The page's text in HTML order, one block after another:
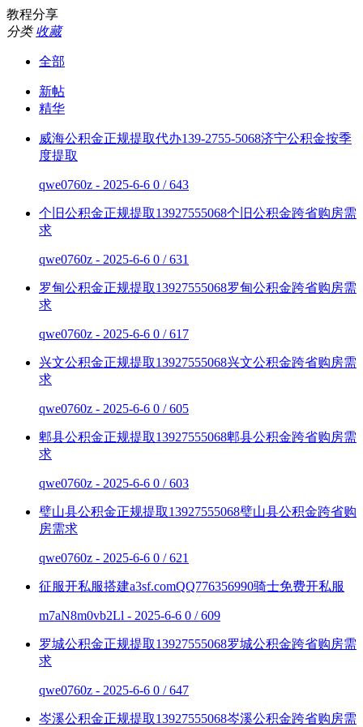
教程分享
分类 收藏
全部
新帖
精华
威海公积金正规提取代办139-2755-5068济宁公积金按季
度提取
qwe0760z - 2025-6-6 0 / 643
个旧公积金正规提取13927555068个旧公积金跨省购房需
求
qwe0760z - 2025-6-6 0 / 631
罗甸公积金正规提取13927555068罗甸公积金跨省购房需
求
qwe0760z - 2025-6-6 0 / 617
兴文公积金正规提取13927555068兴文公积金跨省购房需
求
qwe0760z - 2025-6-6 0 / 605
郫县公积金正规提取13927555068郫县公积金跨省购房需
求
qwe0760z - 2025-6-6 0 / 603
璧山县公积金正规提取13927555068璧山县公积金跨省购
房需求
qwe0760z - 2025-6-6 0 / 621
征服开私服搭建a3sf.comQQ776356990骑士免费开私服
m7aN8m0vb2Ll - 2025-6-6 0 / 609
罗城公积金正规提取13927555068罗城公积金跨省购房需
求
qwe0760z - 2025-6-6 0 / 647
岑溪公积金正规提取13927555068岑溪公积金跨省购房需